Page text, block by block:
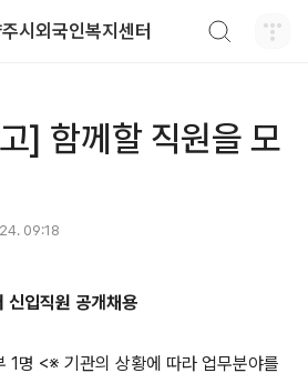
시외국인복지센터
] 함께할 직원을 모
09:18
신입직원 공개채용
1명 <※ 기관의 상황에 따라 업무분야를